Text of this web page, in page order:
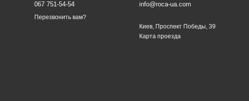
067 751-54-54
Перезвонить вам?
info@roca-ua.com
Киев, Проспект Победы, 39
Карта проезда